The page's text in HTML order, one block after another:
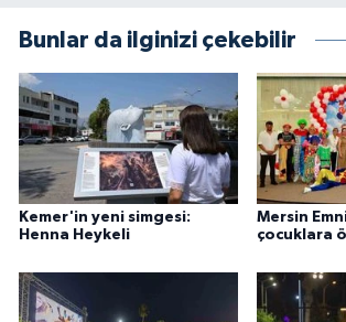
Bunlar da ilginizi çekebilir
Kemer'in yeni simgesi:
Henna Heykeli
Mersin
çocuklara